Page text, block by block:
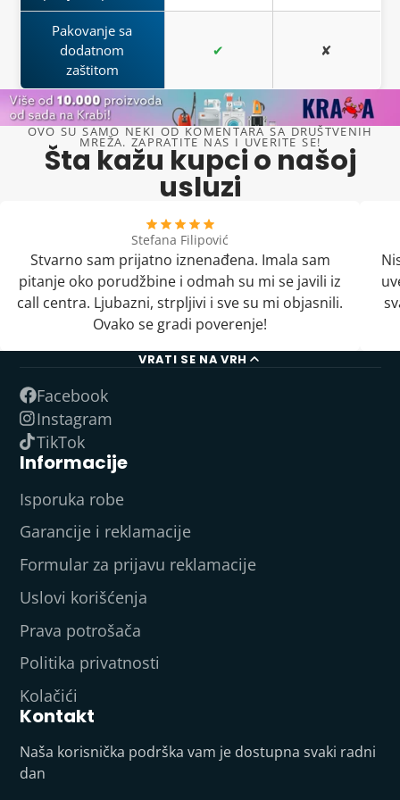
Pakovanje sa
dodatnom
zaštitom
✔ ✘
OVO SU SAMO NEKI OD KOMENTARA SA DRUŠTVENIH
MREŽA. ZAPRATITE NAS I UVERITE SE!
Šta kažu kupci o našoj
usluzi
Stefana Filipović
Stvarno sam prijatno iznenađena. Imala sam
pitanje oko porudžbine i odmah su mi se javili iz
call centra. Ljubazni, strpljivi i sve su mi objasnili.
Ovako se gradi poverenje!
VRATI SE NA VRH
Facebook
Instagram
TikTok
Informacije
Isporuka robe
Garancije i reklamacije
Formular za prijavu reklamacije
Uslovi korišćenja
Prava potrošača
Politika privatnosti
Kolačići
Kontakt
Naša korisnička podrška vam je dostupna svaki radni
dan